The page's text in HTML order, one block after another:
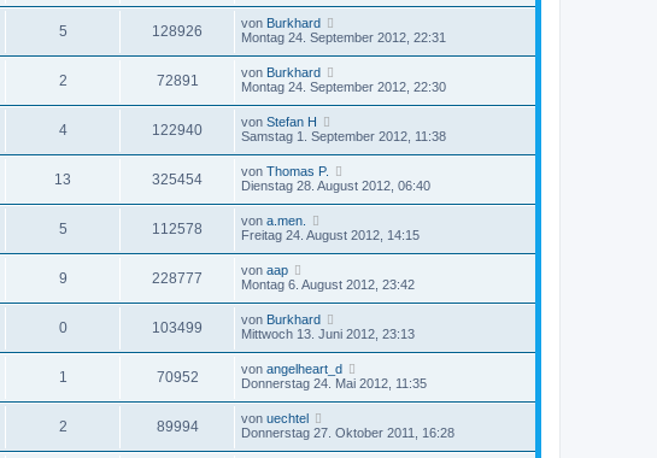
5 128926 von Burkhard
Montag 24. September 2012, 22:31
2 72891 von Burkhard
Montag 24. September 2012, 22:30
4 122940 von Stefan H
Samstag 1. September 2012, 11:38
13 325454 von Thomas P.
Dienstag 28. August 2012, 06:40
5 112578 von a.men.
Freitag 24. August 2012, 14:15
9 228777 von aap
Montag 6. August 2012, 23:42
0 103499 von Burkhard
Mittwoch 13. Juni 2012, 23:13
1 70952 von angelheart_d
Donnerstag 24. Mai 2012, 11:35
2 89994 von uechtel
Donnerstag 27. Oktober 2011, 16:28